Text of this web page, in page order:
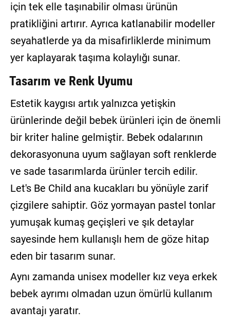
için tek elle taşınabilir olması ürünün
pratikliğini artırır. Ayrıca katlanabilir modeller
seyahatlerde ya da misafirliklerde minimum
yer kaplayarak taşıma kolaylığı sunar.
Tasarım ve Renk Uyumu
Estetik kaygısı artık yalnızca yetişkin
ürünlerinde değil bebek ürünleri için de önemli
bir kriter haline gelmiştir. Bebek odalarının
dekorasyonuna uyum sağlayan soft renklerde
ve sade tasarımlarda ürünler tercih edilir.
Let's Be Child ana kucakları bu yönüyle zarif
çizgilere sahiptir. Göz yormayan pastel tonlar
yumuşak kumaş geçişleri ve şık detaylar
sayesinde hem kullanışlı hem de göze hitap
eden bir tasarım sunar.
Aynı zamanda unisex modeller kız veya erkek
bebek ayrımı olmadan uzun ömürlü kullanım
avantajı yaratır.